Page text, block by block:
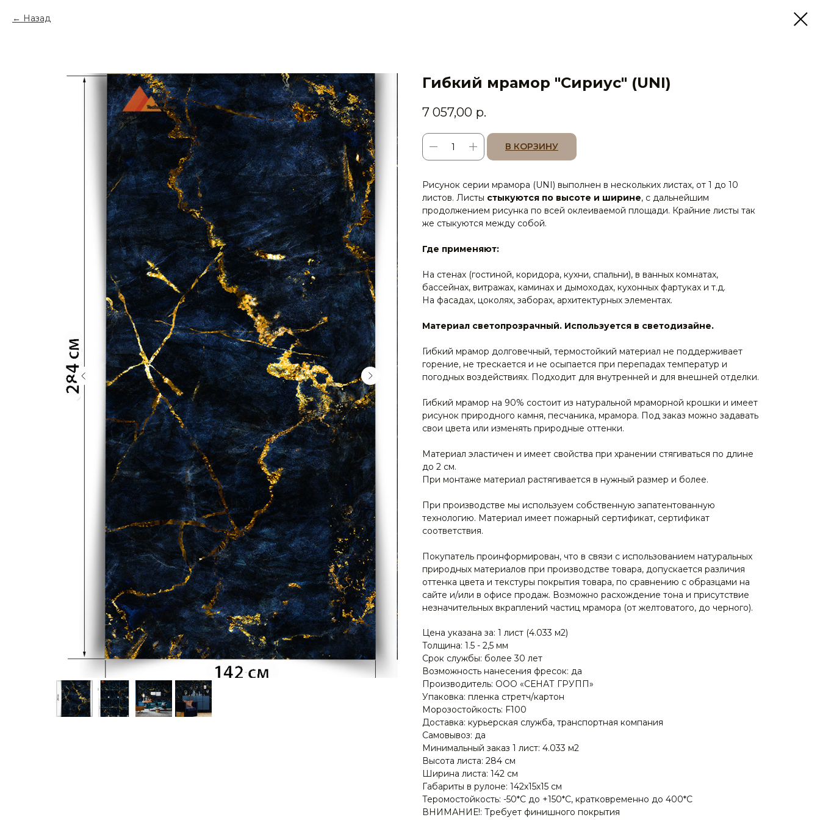
Назад
Гибкий мрамор "Сириус" (UNI)
7 057,00 р.
В КОРЗИНУ
Рисунок серии мрамора (UNI) выполнен в нескольких листах, от 1 до 10
листов. Листы стыкуются по высоте и ширине, с дальнейшим
продолжением рисунка по всей оклеиваемой площади. Крайние листы так
же стыкуются между собой.
Где применяют:
На стенах (гостиной, коридора, кухни, спальни), в ванных комнатах,
бассейнах, витражах, каминах и дымоходах, кухонных фартуках и т.д.
На фасадах, цоколях, заборах, архитектурных элементах.
Материал светопрозрачный. Используется в светодизайне.
Гибкий мрамор долговечный, термостойкий материал не поддерживает
горение, не трескается и не осыпается при перепадах температур и
погодных воздействиях. Подходит для внутренней и для внешней отделки.
Гибкий мрамор на 90% состоит из натуральной мраморной крошки и имеет
рисунок природного камня, песчаника, мрамора. Под заказ можно задавать
свои цвета или изменять природные оттенки.
Материал эластичен и имеет свойства при хранении стягиваться по длине
до 2 см.
При монтаже материал растягивается в нужный размер и более.
При производстве мы используем собственную запатентованную
технологию. Материал имеет пожарный сертификат, сертификат
соответствия.
Покупатель проинформирован, что в связи с использованием натуральных
природных материалов при производстве товара, допускается различия
оттенка цвета и текстуры покрытия товара, по сравнению с образцами на
сайте и/или в офисе продаж. Возможно расхождение тона и присутствие
незначительных вкраплений частиц мрамора (от желтоватого, до черного).
Цена указана за: 1 лист (4.033 м2)
Толщина: 1.5 - 2,5 мм
Срок службы: более 30 лет
Возможность нанесения фресок: да
Производитель: ООО «СЕНАТ ГРУПП»
Упаковка: пленка стретч/картон
Морозостойкость: F100
Доставка: курьерская служба, транспортная компания
Самовывоз: да
Минимальный заказ 1 лист: 4.033 м2
Высота листа: 284 см
Ширина листа: 142 см
Габариты в рулоне: 142х15х15 см
Теромостойкость: -50*С до +150*С, кратковременно до 400*C
ВНИМАНИЕ!: Требует финишного покрытия